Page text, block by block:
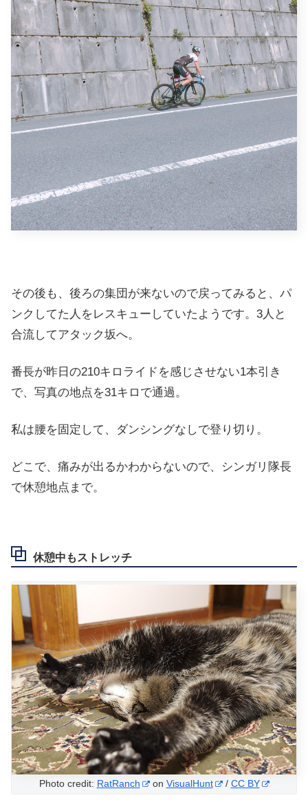
その後も、後ろの集団が来ないので戻ってみると、パ
ンクしてた人をレスキューしていたようです。3人と
合流してアタック坂へ。
番長が昨日の210キロライドを感じさせない1本引き
で、写真の地点を31キロで通過。
私は腰を固定して、ダンシングなしで登り切り。
どこで、痛みが出るかわからないので、シンガリ隊長
で休憩地点まで。
休憩中もストレッチ
Photo credit: RatRanch on VisualHunt / CC BY